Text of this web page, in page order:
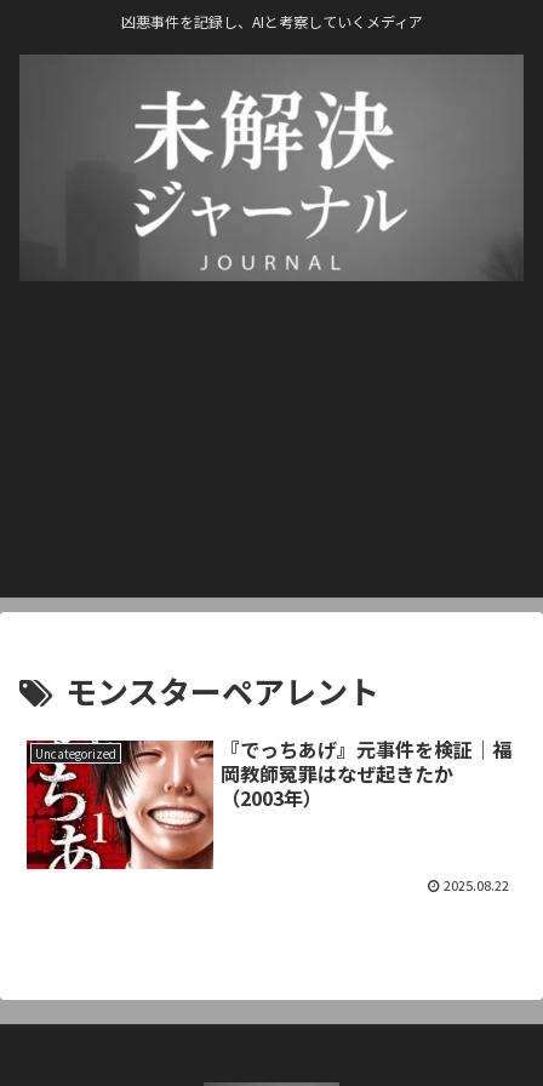
凶悪事件を記録し、AIと考察していくメディア
モンスターペアレント
Uncategorized
『でっちあげ』元事件を検証｜福
岡教師冤罪はなぜ起きたか
（2003年）
2025.08.22